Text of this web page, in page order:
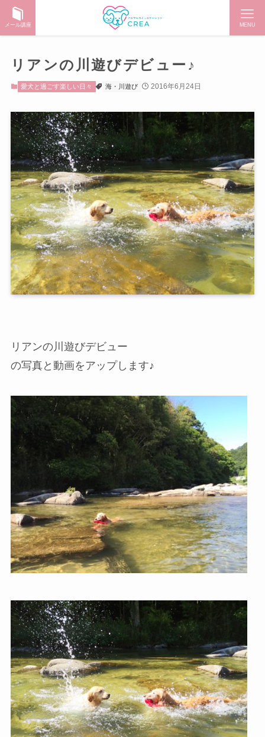
メール講座 MENU
リアンの川遊びデビュー♪
愛犬と過ごす楽しい日々 海・川遊び 2016年6月24日
リアンの川遊びデビュー
の写真と動画をアップします♪